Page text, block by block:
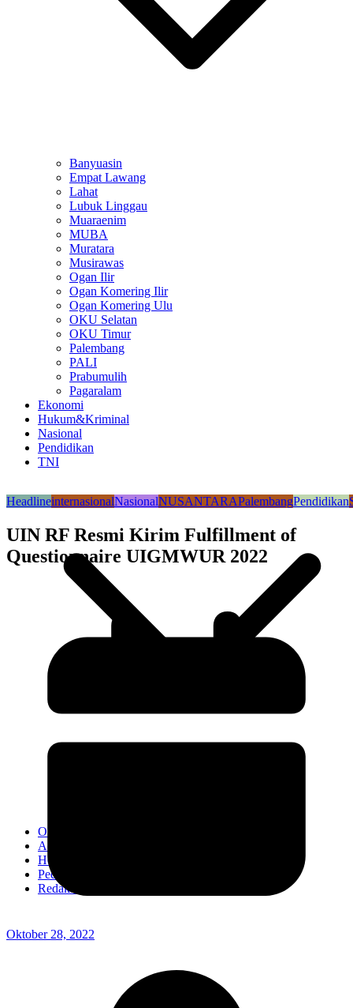
Banyuasin
Empat Lawang
Lahat
Lubuk Linggau
Muaraenim
MUBA
Muratara
Musirawas
Ogan Ilir
Ogan Komering Ilir
Ogan Komering Ulu
OKU Selatan
OKU Timur
Palembang
PALI
Prabumulih
Pagaralam
Ekonomi
Hukum&Kriminal
Nasional
Pendidikan
TNI
OPINI
Advertorial
Headline
Pedoman Media Ciber
Redaksi
HeadlineinternasionalNasionalNUSANTARAPalembangPendidikan
UIN RF Resmi Kirim Fulfillment of
Questionnaire UIGMWUR 2022
Oktober 28, 2022